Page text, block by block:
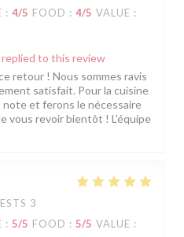
: 4/5 FOOD : 4/5 VALUE :
replied to this review
retour ! Nous sommes ravis
satisfait. Pour la cuisine
note et ferons le nécessaire
vous revoir bientôt ! L'équipe
3
: 5/5 FOOD : 5/5 VALUE :